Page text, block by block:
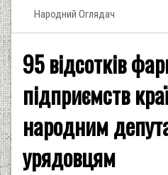
Народний Оглядач
95 відсотків
підприємств
народним
урядовцям